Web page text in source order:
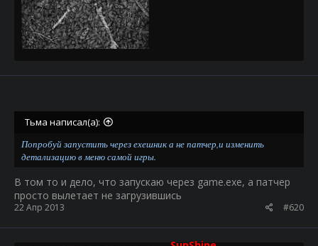
Тьма написал(а):
Попробуй запустить через ехешник а не патчер,и изменить
детализацию в меню самой игры.
В том то и дело, что запускаю через game.exe, а патчер
просто вылетает не загрузившись
22 Апр 2013 #620